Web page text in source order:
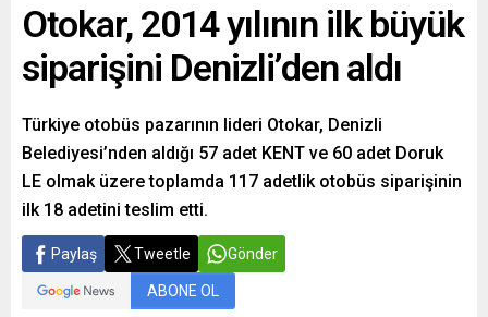
Otokar, 2014 yılının ilk büyük
siparişini Denizli’den aldı
Türkiye otobüs pazarının lideri Otokar, Denizli
Belediyesi’nden aldığı 57 adet KENT ve 60 adet Doruk
LE olmak üzere toplamda 117 adetlik otobüs siparişinin
ilk 18 adetini teslim etti.
Paylaş Tweetle Gönder
ABONE OL